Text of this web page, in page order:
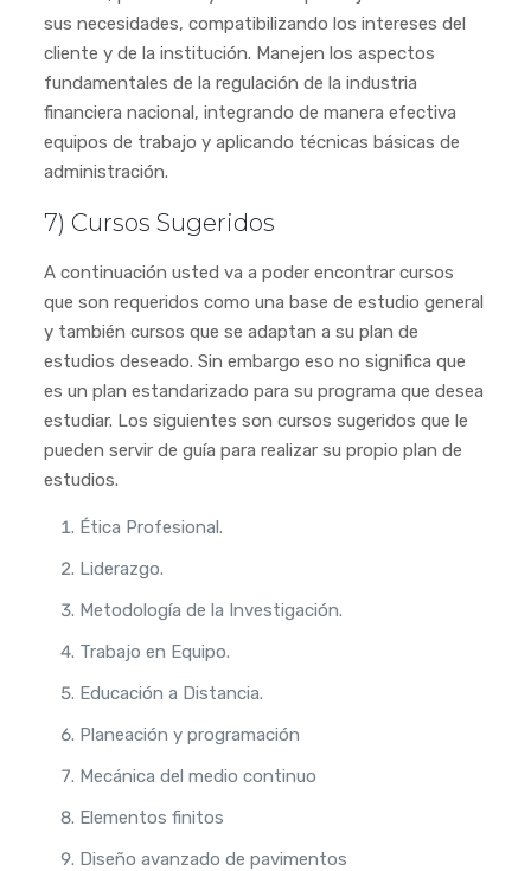
sus necesidades, compatibilizando los intereses del
cliente y de la institución. Manejen los aspectos
fundamentales de la regulación de la industria
financiera nacional, integrando de manera efectiva
equipos de trabajo y aplicando técnicas básicas de
administración.
7) Cursos Sugeridos
A continuación usted va a poder encontrar cursos
que son requeridos como una base de estudio general
y también cursos que se adaptan a su plan de
estudios deseado. Sin embargo eso no significa que
es un plan estandarizado para su programa que desea
estudiar. Los siguientes son cursos sugeridos que le
pueden servir de guía para realizar su propio plan de
estudios.
Ética Profesional.
Liderazgo.
Metodología de la Investigación.
Trabajo en Equipo.
Educación a Distancia.
Planeación y programación
Mecánica del medio continuo
Elementos finitos
Diseño avanzado de pavimentos